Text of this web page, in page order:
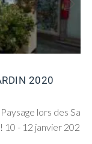
2020
lors des Sa
10 - 12 janvier 202